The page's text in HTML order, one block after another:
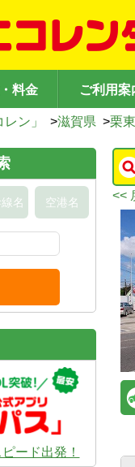
料金 ご利用案
ン」 >滋賀県 >栗
<<
名 空港名
ード出発！